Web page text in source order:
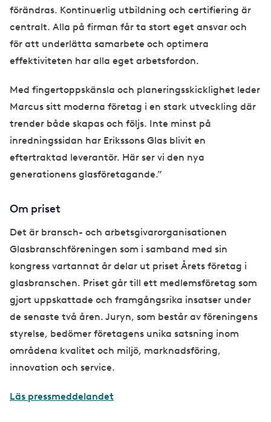
förändras. Kontinuerlig utbildning och certifiering är
centralt. Alla på firman får ta stort eget ansvar och
för att underlätta samarbete och optimera
effektiviteten har alla eget arbetsfordon.
Med fingertoppskänsla och planeringsskicklighet leder
Marcus sitt moderna företag i en stark utveckling där
trender både skapas och följs. Inte minst på
inredningssidan har Erikssons Glas blivit en
eftertraktad leverantör. Här ser vi den nya
generationens glasföretagande.”
Om priset
Det är bransch- och arbetsgivarorganisationen
Glasbranschföreningen som i samband med sin
kongress vartannat år delar ut priset Årets företag i
glasbranschen. Priset går till ett medlemsföretag som
gjort uppskattade och framgångsrika insatser under
de senaste två åren. Juryn, som består av föreningens
styrelse, bedömer företagens unika satsning inom
områdena kvalitet och miljö, marknadsföring,
innovation och service.
Läs pressmeddelandet